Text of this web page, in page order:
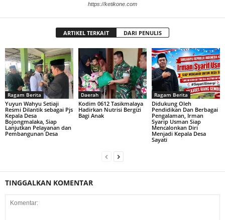
https://ketikone.com
ARTIKEL TERKAIT DARI PENULIS
Ragam Berita
Yuyun Wahyu Setiaji
Resmi Dilantik sebagai Pjs
Kepala Desa
Bojongmalaka, Siap
Lanjutkan Pelayanan dan
Pembangunan Desa
Daerah
Kodim 0612 Tasikmalaya
Hadirkan Nutrisi Bergizi
Bagi Anak
Ragam Berita
Didukung Oleh
Pendidikan Dan Berbagai
Pengalaman, Irman
Syarip Usman Siap
Mencalonkan Diri
Menjadi Kepala Desa
Sayati
TINGGALKAN KOMENTAR